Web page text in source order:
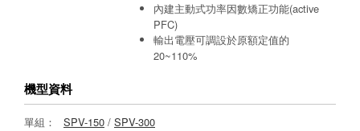
內建主動式功率因數矯正功能(active
PFC)
輸出電壓可調設於原額定值的
20~110%
機型資料
單組： SPV-150 / SPV-300